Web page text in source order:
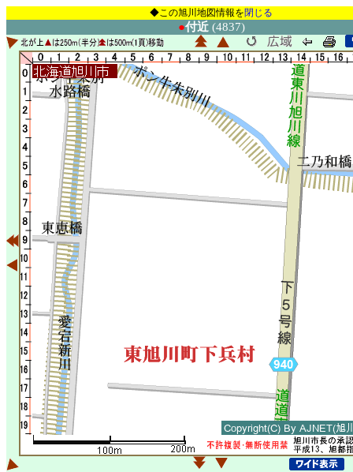
◆この旭川地図情報を閉じる
●付近(4837)